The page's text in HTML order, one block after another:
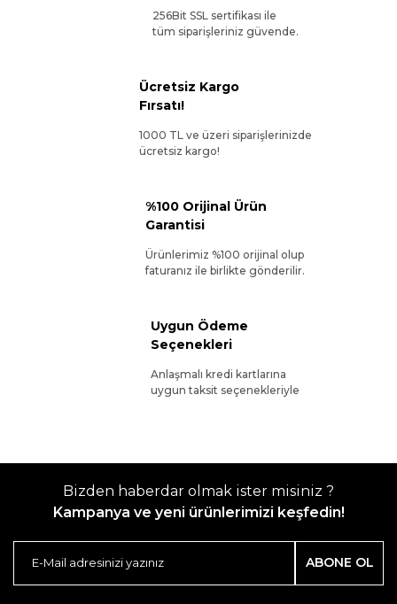
256Bit SSL sertifikası ile
tüm siparişleriniz güvende.
Ücretsiz Kargo
Fırsatı!
1000 TL ve üzeri siparişlerinizde
ücretsiz kargo!
%100 Orijinal Ürün
Garantisi
Ürünlerimiz %100 orijinal olup
faturanız ile birlikte gönderilir.
Uygun Ödeme
Seçenekleri
Anlaşmalı kredi kartlarına
uygun taksit seçenekleriyle
Bizden haberdar olmak ister misiniz ?
Kampanya ve yeni ürünlerimizi keşfedin!
ABONE OL